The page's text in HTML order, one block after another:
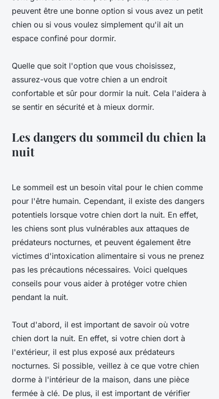
peuvent être une bonne option si vous avez un petit
chien ou si vous voulez simplement qu'il ait un
espace confiné pour dormir.
Quelle que soit l'option que vous choisissez,
assurez-vous que votre chien a un endroit
confortable et sûr pour dormir la nuit. Cela l'aidera à
se sentir en sécurité et à mieux dormir.
Les dangers du sommeil du chien la
nuit
Le sommeil est un besoin vital pour le chien comme
pour l'être humain. Cependant, il existe des dangers
potentiels lorsque votre chien dort la nuit. En effet,
les chiens sont plus vulnérables aux attaques de
prédateurs nocturnes, et peuvent également être
victimes d'intoxication alimentaire si vous ne prenez
pas les précautions nécessaires. Voici quelques
conseils pour vous aider à protéger votre chien
pendant la nuit.
Tout d'abord, il est important de savoir où votre
chien dort la nuit. En effet, si votre chien dort à
l'extérieur, il est plus exposé aux prédateurs
nocturnes. Si possible, veillez à ce que votre chien
dorme à l'intérieur de la maison, dans une pièce
fermée à clé. De plus, il est important de vérifier